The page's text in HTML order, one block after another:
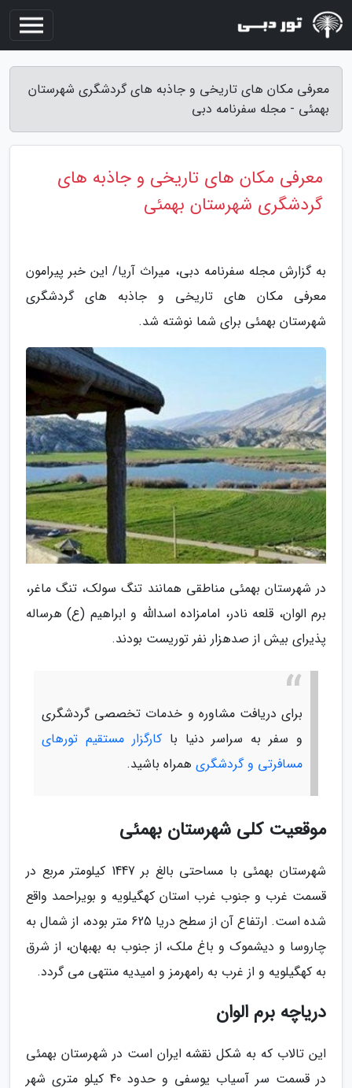
معرفی مکان های تاریخی و جاذبه های گردشگری شهرستان
بهمئی - مجله سفرنامه دبی
معرفی مکان های تاریخی و جاذبه های
گردشگری شهرستان بهمئی
به گزارش مجله سفرنامه دبی، میراث آریا/ این خبر پیرامون
معرفی مکان های تاریخی و جاذبه های گردشگری
شهرستان بهمئی برای شما نوشته شد.
در شهرستان بهمئی مناطقی همانند تنگ سولک، تنگ ماغر،
برم الوان، قلعه نادر، امامزاده اسدالله و ابراهیم (ع) هرساله
پذیرای بیش از صدهزار نفر توریست بودند.
برای دریافت مشاوره و خدمات تخصصی گردشگری
و سفر به سراسر دنیا باکارگزار مستقیم تورهای
مسافرتی و گردشگری همراه باشید.
موقعیت کلی شهرستان بهمئی
شهرستان بهمئی با مساحتی بالغ بر 1447 کیلومتر مربع در
قسمت غرب و جنوب غرب استان کهگیلویه و بویراحمد واقع
شده است. ارتفاع آن از سطح دریا 625 متر بوده، از شمال به
چاروسا و دیشموک و باغ ملک، از جنوب به بهبهان، از شرق
به کهگیلویه و از غرب به رامهرمز و امیدیه منتهی می گردد.
دریاچه برم الوان
این تالاب که به شکل نقشه ایران است در شهرستان بهمئی
در قسمت سر آسیاب یوسفی و حدود 40 کیلو متری شهر